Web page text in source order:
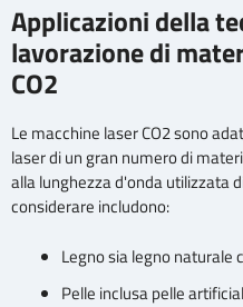
Applicazioni della
lavorazione di
CO2
Le macchine laser CO2 sono
laser di un gran numero di
alla lunghezza d'onda utilizzata
considerare includono:
Legno sia legno naturale
Pelle inclusa pelle